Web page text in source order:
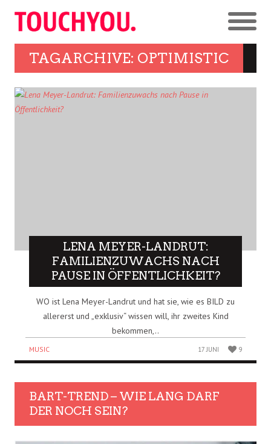
TAGARCHIVE: OPTIMISTIC
LENA MEYER-LANDRUT:
FAMILIENZUWACHS NACH
PAUSE IN ÖFFENTLICHKEIT?
WO ist Lena Meyer-Landrut und hat sie, wie es BILD zu
allererst und „exklusiv“ wissen will, ihr zweites Kind
bekommen,..
MUSIC 17 JUNI 9
BART-TREND – WIE LANG DARF
DER NOCH SEIN?